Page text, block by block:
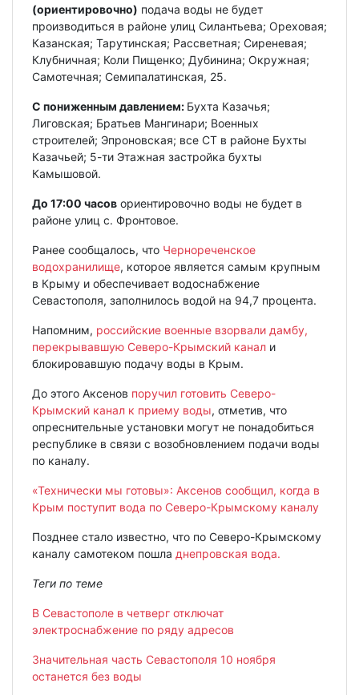
(ориентировочно) подача воды не будет
производиться в районе улиц Силантьева; Ореховая;
Казанская; Тарутинская; Рассветная; Сиреневая;
Клубничная; Коли Пищенко; Дубинина; Окружная;
Самотечная; Семипалатинская, 25.
С пониженным давлением: Бухта Казачья;
Лиговская; Братьев Мангинари; Военных
строителей; Эпроновская; все СТ в районе Бухты
Казачьей; 5-ти Этажная застройка бухты
Камышовой.
До 17:00 часов ориентировочно воды не будет в
районе улиц с. Фронтовое.
Ранее сообщалось, что Чернореченское
водохранилище, которое является самым крупным
в Крыму и обеспечивает водоснабжение
Севастополя, заполнилось водой на 94,7 процента.
Напомним, российские военные взорвали дамбу,
перекрывавшую Северо-Крымский канал и
блокировавшую подачу воды в Крым.
До этого Аксенов поручил готовить Северо-
Крымский канал к приему воды, отметив, что
опреснительные установки могут не понадобиться
республике в связи с возобновлением подачи воды
по каналу.
«Технически мы готовы»: Аксенов сообщил, когда в
Крым поступит вода по Северо-Крымскому каналу
Позднее стало известно, что по Северо-Крымскому
каналу самотеком пошла днепровская вода.
Теги по теме
В Севастополе в четверг отключат
электроснабжение по ряду адресов
Значительная часть Севастополя 10 ноября
останется без воды